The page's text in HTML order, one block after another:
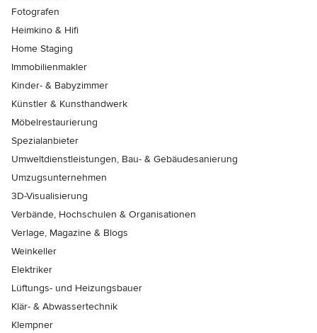
Fotografen
Heimkino & Hifi
Home Staging
Immobilienmakler
Kinder- & Babyzimmer
Künstler & Kunsthandwerk
Möbelrestaurierung
Spezialanbieter
Umweltdienstleistungen, Bau- & Gebäudesanierung
Umzugsunternehmen
3D-Visualisierung
Verbände, Hochschulen & Organisationen
Verlage, Magazine & Blogs
Weinkeller
Elektriker
Lüftungs- und Heizungsbauer
Klär- & Abwassertechnik
Klempner